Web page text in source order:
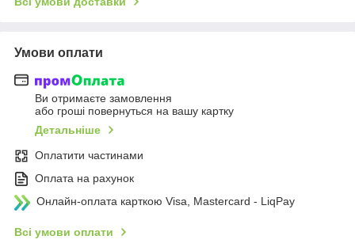
Умови оплати
Ви отримаєте замовлення
або гроші повернуться на вашу картку
Детальніше
Оплатити частинами
Оплата на рахунок
Онлайн-оплата карткою Visa, Mastercard - LiqPay
Всі умови оплати